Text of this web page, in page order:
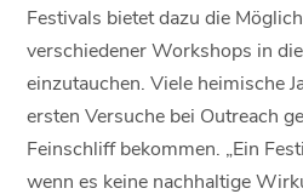
Festivals bietet dazu die
verschiedener Workshops in
einzutauchen. Viele heimische
ersten Versuche bei Outreach
Feinschliff bekommen. „Ein
wenn es keine nachhaltige